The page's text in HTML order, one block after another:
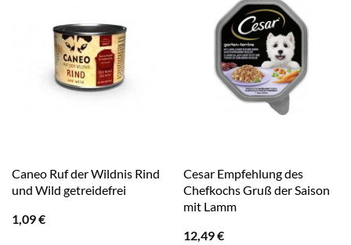
Caneo Ruf der Wildnis Rind
und Wild getreidefrei
1,09€
Cesar Empfehlung des
Chefkochs Gruß der Saison
mit Lamm
12,49€